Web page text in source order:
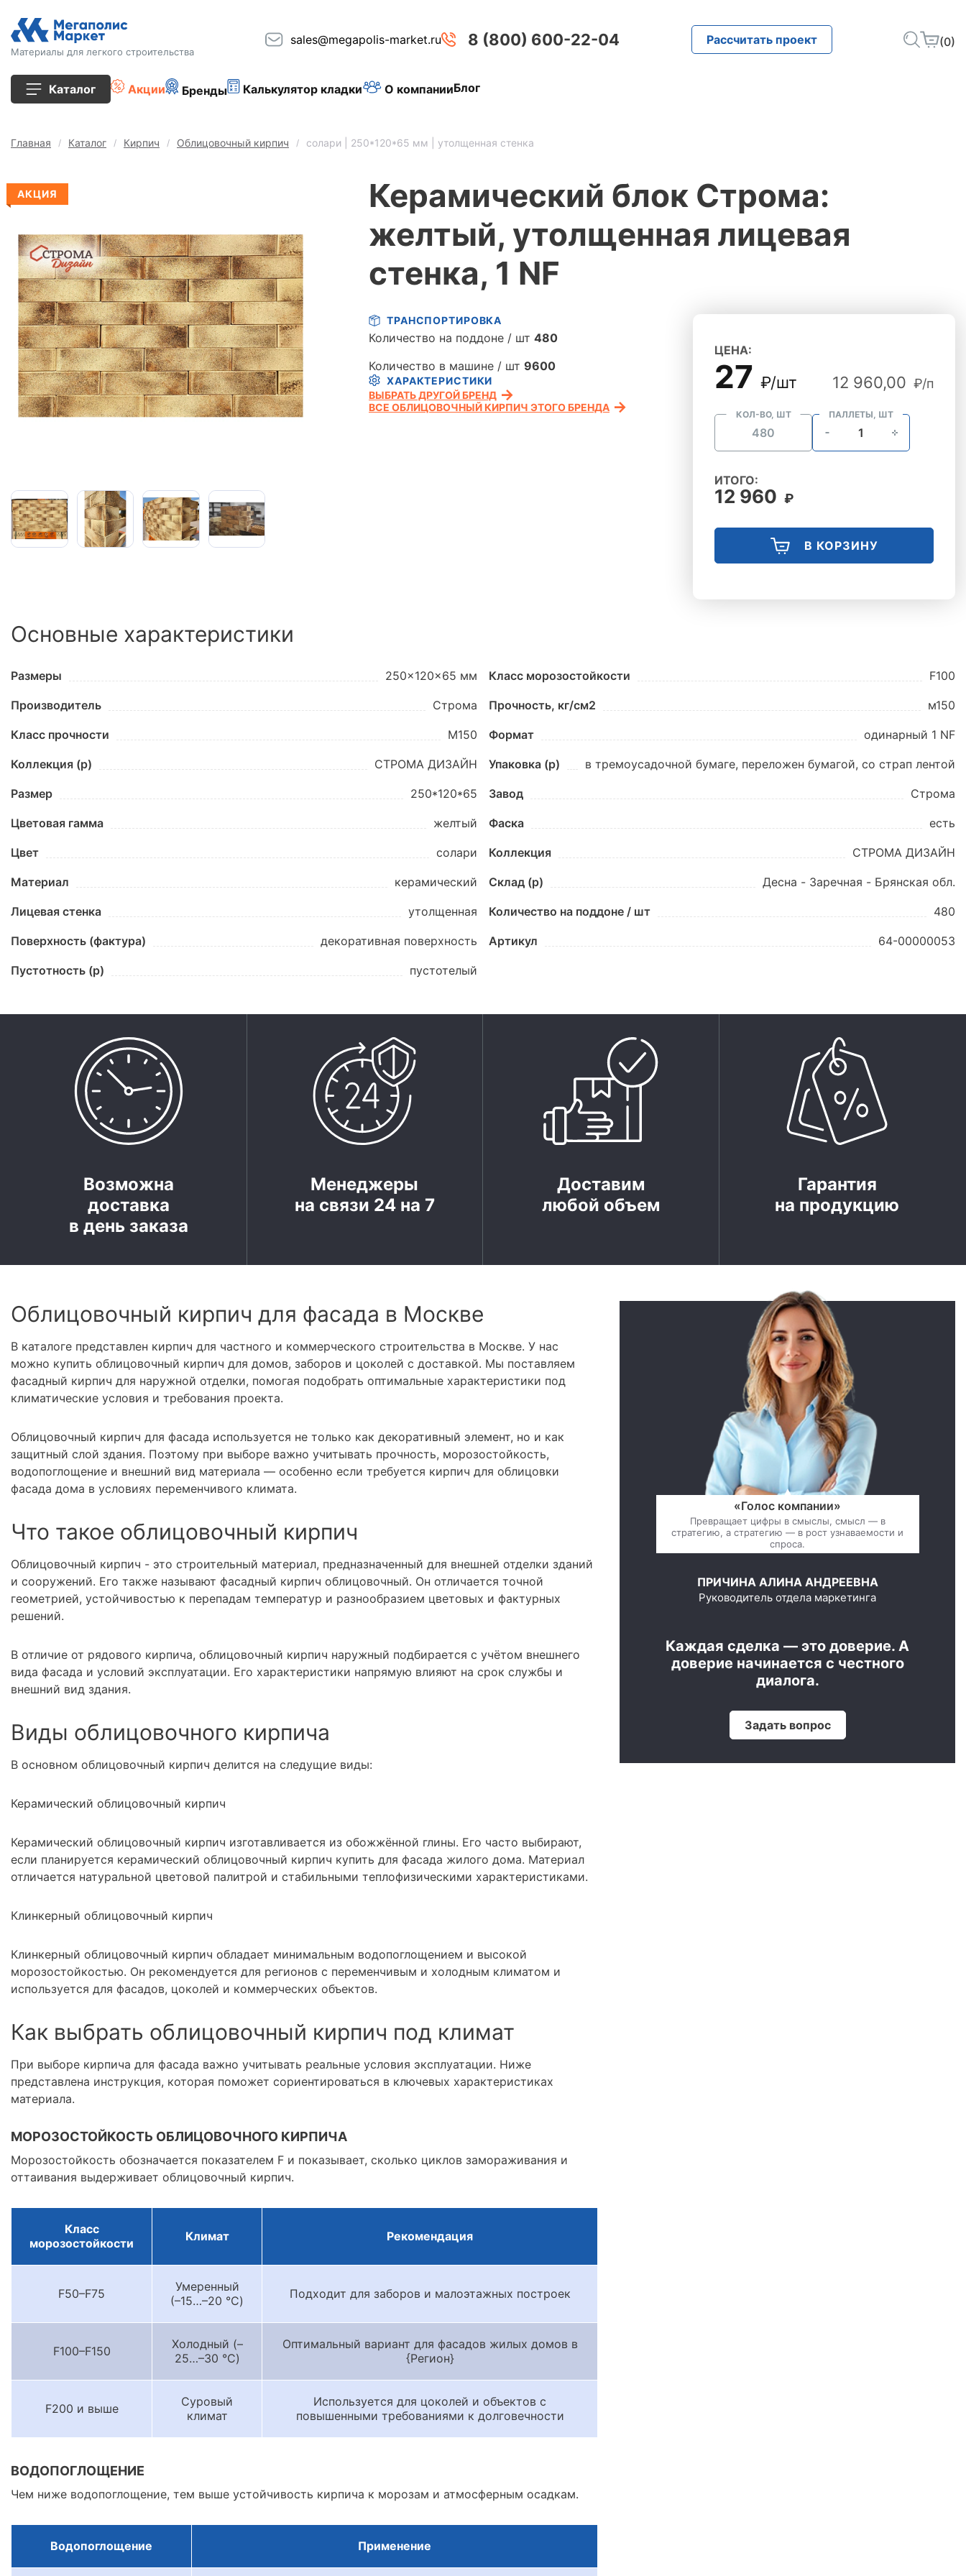
Материалы для легкого строительства
sales@megapolis-market.ru 8 (800) 600-22-04 Рассчитать проект (0)
Каталог
Кирпич
Плиты перекрытия
Сопутствующие товары
Тротуарная плитка
Сайдинг
Металлочерепица
Мягкая кровля
Акции Бренды Калькулятор кладки О компанииБлог
Главная Каталог Кирпич Облицовочный кирпич солари | 250*120*65 мм | утолщенная стенка
Керамический блок Строма:
желтый, утолщенная лицевая
стенка, 1 NF
АКЦИЯ
ТРАНСПОРТИРОВКА
Количество на поддоне / шт 480
Количество в машине / шт 9600
ХАРАКТЕРИСТИКИ
ВЫБРАТЬ ДРУГОЙ БРЕНД
ВСЕ ОБЛИЦОВОЧНЫЙ КИРПИЧ ЭТОГО БРЕНДА
ЦЕНА:
27 ₽/шт 12 960,00 ₽/п
КОЛ-ВО, ШТ ПАЛЛЕТЫ, ШТ
ИТОГО:
12 960 ₽
В КОРЗИНУ
Основные характеристики
Размеры 250x120x65 мм
Производитель Строма
Класс прочности M150
Коллекция (p) СТРОМА ДИЗАЙН
Размер 250*120*65
Цветовая гамма желтый
Цвет солари
Материал керамический
Лицевая стенка утолщенная
Поверхность (фактура) декоративная поверхность
Пустотность (p) пустотелый
Класс морозостойкости F100
Прочность, кг/см2 м150
Формат одинарный 1 NF
Упаковка (p) в тремоусадочной бумаге, переложен бумагой, со страп лентой
Завод Строма
Фаска есть
Коллекция СТРОМА ДИЗАЙН
Склад (p) Десна - Заречная - Брянская обл.
Количество на поддоне / шт 480
Артикул 64-00000053
Возможна
доставка
в день заказа
Менеджеры
на связи 24 на 7
Доставим
любой объем
Гарантия
на продукцию
Облицовочный кирпич для фасада в Москве
В каталоге представлен кирпич для частного и коммерческого строительства в Москве. У нас
можно купить облицовочный кирпич для домов, заборов и цоколей с доставкой. Мы поставляем
фасадный кирпич для наружной отделки, помогая подобрать оптимальные характеристики под
климатические условия и требования проекта.
Облицовочный кирпич для фасада используется не только как декоративный элемент, но и как
защитный слой здания. Поэтому при выборе важно учитывать прочность, морозостойкость,
водопоглощение и внешний вид материала — особенно если требуется кирпич для облицовки
фасада дома в условиях переменчивого климата.
Что такое облицовочный кирпич
Облицовочный кирпич - это строительный материал, предназначенный для внешней отделки зданий
и сооружений. Его также называют фасадный кирпич облицовочный. Он отличается точной
геометрией, устойчивостью к перепадам температур и разнообразием цветовых и фактурных
решений.
В отличие от рядового кирпича, облицовочный кирпич наружный подбирается с учётом внешнего
вида фасада и условий эксплуатации. Его характеристики напрямую влияют на срок службы и
внешний вид здания.
Виды облицовочного кирпича
В основном облицовочный кирпич делится на следущие виды:
Керамический облицовочный кирпич
Керамический облицовочный кирпич изготавливается из обожжённой глины. Его часто выбирают,
если планируется керамический облицовочный кирпич купить для фасада жилого дома. Материал
отличается натуральной цветовой палитрой и стабильными теплофизическими характеристиками.
Клинкерный облицовочный кирпич
Клинкерный облицовочный кирпич обладает минимальным водопоглощением и высокой
морозостойкостью. Он рекомендуется для регионов с переменчивым и холодным климатом и
используется для фасадов, цоколей и коммерческих объектов.
Как выбрать облицовочный кирпич под климат
При выборе кирпича для фасада важно учитывать реальные условия эксплуатации. Ниже
представлена инструкция, которая поможет сориентироваться в ключевых характеристиках
материала.
МОРОЗОСТОЙКОСТЬ ОБЛИЦОВОЧНОГО КИРПИЧА
Морозостойкость обозначается показателем F и показывает, сколько циклов замораживания и
оттаивания выдерживает облицовочный кирпич.
Класс
морозостойкости
Климат Рекомендация
F50–F75
Умеренный
(–15…–20 °C)
Подходит для заборов и малоэтажных построек
F100–F150
Холодный (–
25…–30 °C)
Оптимальный вариант для фасадов жилых домов в
{Регион}
F200 и выше
Суровый
климат
Используется для цоколей и объектов с
повышенными требованиями к долговечности
ВОДОПОГЛОЩЕНИЕ
Чем ниже водопоглощение, тем выше устойчивость кирпича к морозам и атмосферным осадкам.
Водопоглощение Применение
«Голос компании»
Превращает цифры в смыслы, смысл — в
стратегию, а стратегию — в рост узнаваемости и
спроса.
ПРИЧИНА АЛИНА АНДРЕЕВНА
Руководитель отдела маркетинга
Каждая сделка — это доверие. А
доверие начинается с честного
диалога.
Задать вопрос